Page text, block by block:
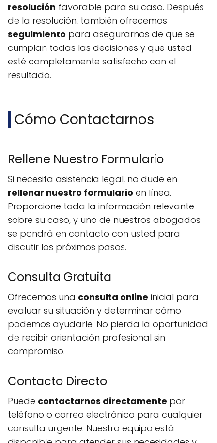
resolución favorable para su caso. Después
de la resolución, también ofrecemos
seguimiento para asegurarnos de que se
cumplan todas las decisiones y que usted
esté completamente satisfecho con el
resultado.
Cómo Contactarnos
Rellene Nuestro Formulario
Si necesita asistencia legal, no dude en
rellenar nuestro formulario en línea.
Proporcione toda la información relevante
sobre su caso, y uno de nuestros abogados
se pondrá en contacto con usted para
discutir los próximos pasos.
Consulta Gratuita
Ofrecemos una consulta online inicial para
evaluar su situación y determinar cómo
podemos ayudarle. No pierda la oportunidad
de recibir orientación profesional sin
compromiso.
Contacto Directo
Puede contactarnos directamente por
teléfono o correo electrónico para cualquier
consulta urgente. Nuestro equipo está